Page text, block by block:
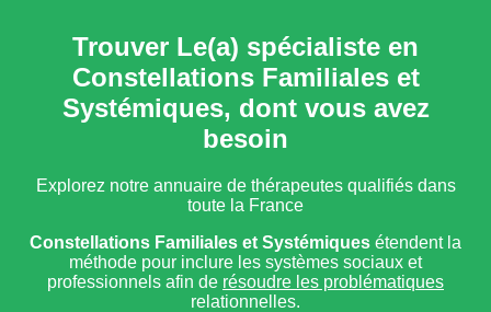
Trouver Le(a) spécialiste en
Constellations Familiales et
Systémiques, dont vous avez
besoin
Explorez notre annuaire de thérapeutes qualifiés dans
toute la France
Constellations Familiales et Systémiques étendent la
méthode pour inclure les systèmes sociaux et
professionnels afin de résoudre les problématiques
relationnelles.